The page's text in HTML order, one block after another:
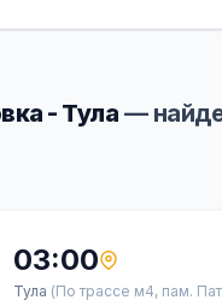
- Тула —
03:00
Тула (По трассе м4, пам.